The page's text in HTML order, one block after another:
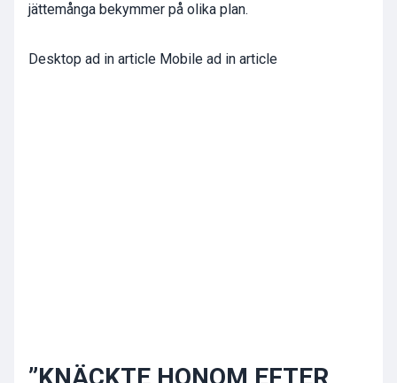
jättemånga bekymmer på olika plan.
Desktop ad in article Mobile ad in article